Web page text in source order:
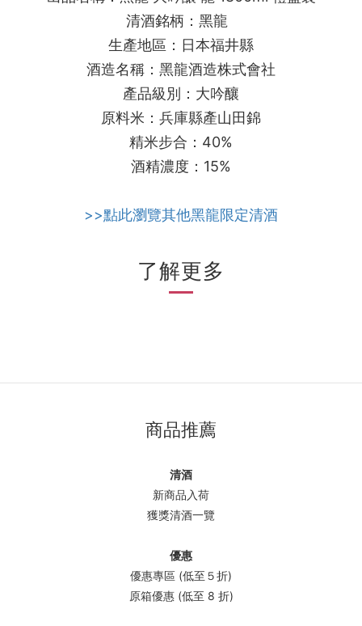
清酒銘柄：黑龍
生產地區：日本福井縣
酒造名稱：黑龍酒造株式會社
產品級別：大吟釀
原料米：兵庫縣產山田錦
精米步合：40%
酒精濃度：15%
>>點此瀏覽其他黑龍限定清酒
了解更多
商品推薦
清酒
新商品入荷
獲獎清酒一覽
優惠
優惠專區 (低至５折)
原箱優惠 (低至 8 折)